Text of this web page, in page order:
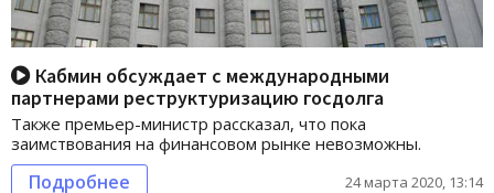
Кабмин обсуждает с международными
партнерами реструктуризацию госдолга
Также премьер-министр рассказал, что пока
заимствования на финансовом рынке невозможны.
Подробнее 24 марта 2020, 13:14